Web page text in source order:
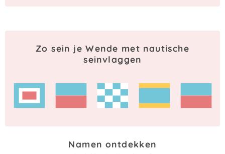
Zo sein je Wende met nautische
seinvlaggen
Namen ontdekken